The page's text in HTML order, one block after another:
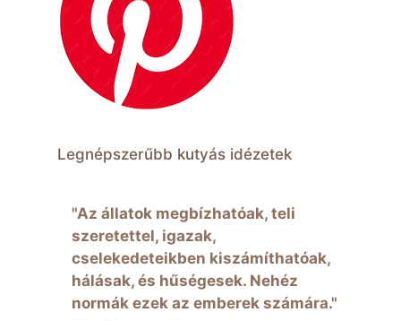
Legnépszerűbb kutyás idézetek
"Az állatok megbízhatóak, teli
szeretettel, igazak,
cselekedeteikben kiszámíthatóak,
hálásak, és hűségesek. Nehéz
normák ezek az emberek számára."